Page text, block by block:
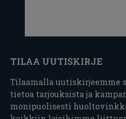
TILAA UUTISKIRJE
Tilaamalla uutiskirjeemme
tietoa tarjouksista ja
monipuolisesti